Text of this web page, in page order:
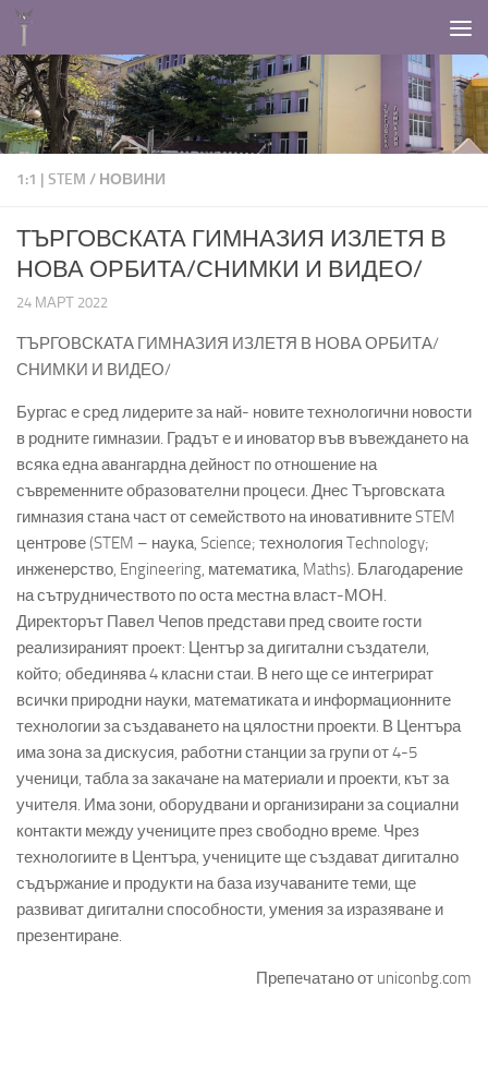
1:1 | STEM / НОВИНИ
ТЪРГОВСКАТА ГИМНАЗИЯ ИЗЛЕТЯ В
НОВА ОРБИТА/СНИМКИ И ВИДЕО/
24 МАРТ 2022
ТЪРГОВСКАТА ГИМНАЗИЯ ИЗЛЕТЯ В НОВА ОРБИТА/
СНИМКИ И ВИДЕО/
Бургас е сред лидерите за най- новите технологични новости
в родните гимназии. Градът е и иноватор във въвеждането на
всяка една авангардна дейност по отношение на
съвременните образователни процеси. Днес Търговската
гимназия стана част от семейството на иновативните STEM
центрове (STEM – наука, Science; технология Technology;
инженерство, Engineering, математика, Maths). Благодарение
на сътрудничеството по оста местна власт-МОН.
Директорът Павел Чепов представи пред своите гости
реализираният проект: Център за дигитални създатели,
който; обединява 4 класни стаи. В него ще се интегрират
всички природни науки, математиката и информационните
технологии за създаването на цялостни проекти. В Центъра
има зона за дискусия, работни станции за групи от 4-5
ученици, табла за закачане на материали и проекти, кът за
учителя. Има зони, оборудвани и организирани за социални
контакти между учениците през свободно време. Чрез
технологиите в Центъра, учениците ще създават дигитално
съдържание и продукти на база изучаваните теми, ще
развиват дигитални способности, умения за изразяване и
презентиране.
Препечатано от uniconbg.com